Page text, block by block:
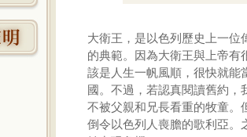
大衛王，是以色列歷史上一位
的典範。因為大衛王與上帝有
該是人生一帆風順，很快就能
國。不過，若認真閱讀舊約，
不被父親和兄長看重的牧童。
倒令以色列人喪膽的歌利亞。